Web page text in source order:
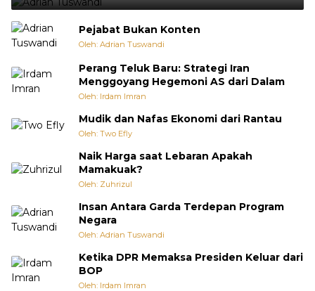
Pejabat Bukan Konten
Oleh: Adrian Tuswandi
Perang Teluk Baru: Strategi Iran
Menggoyang Hegemoni AS dari Dalam
Oleh: Irdam Imran
Mudik dan Nafas Ekonomi dari Rantau
Oleh: Two Efly
Naik Harga saat Lebaran Apakah
Mamakuak?
Oleh: Zuhrizul
Insan Antara Garda Terdepan Program
Negara
Oleh: Adrian Tuswandi
Ketika DPR Memaksa Presiden Keluar dari
BOP
Oleh: Irdam Imran